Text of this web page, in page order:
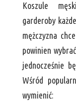
Koszule
garderoby
mężczyzna
powinien
jednocześnie
Wśród
wymienić: